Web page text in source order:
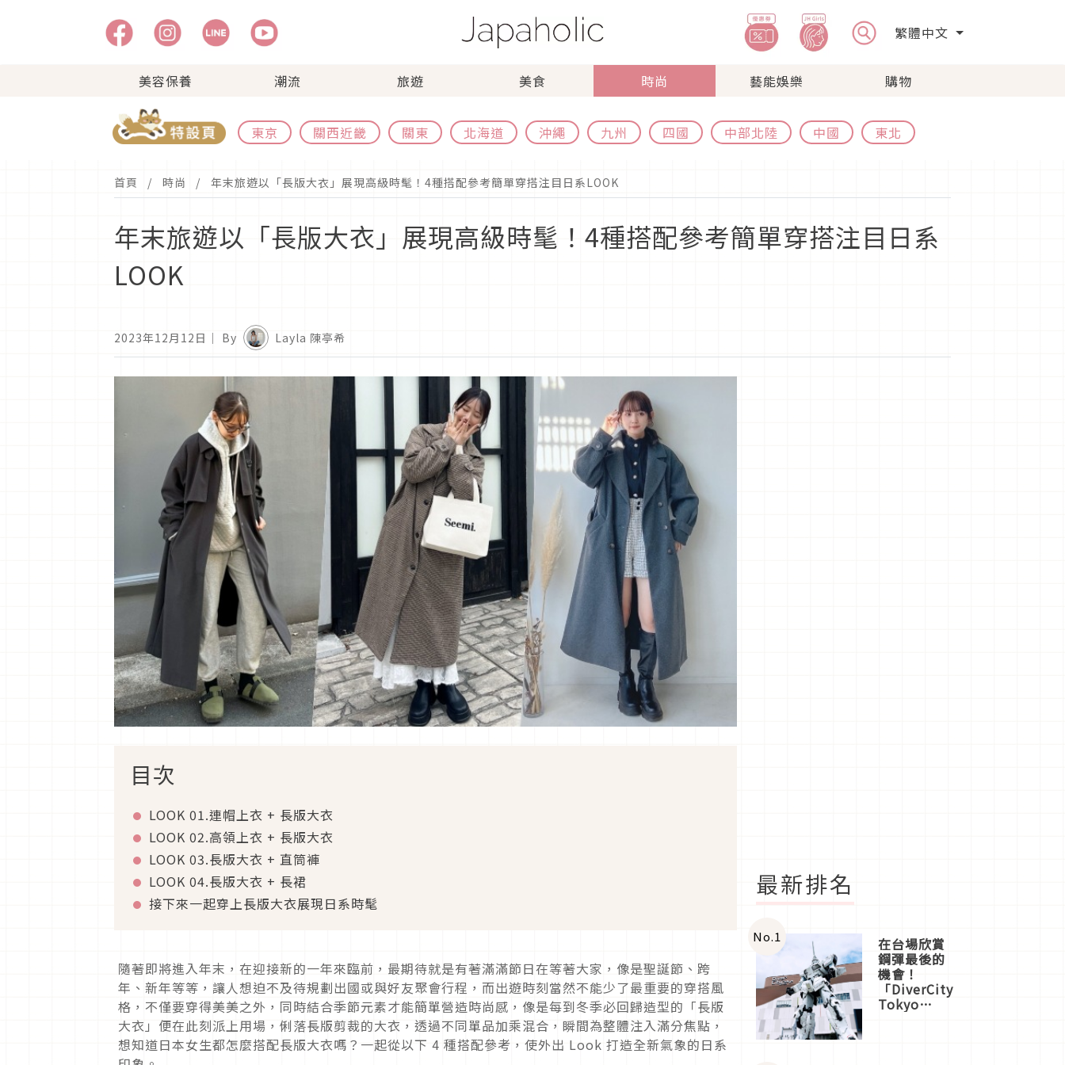
繁體中文
美容保養 潮流 旅遊 美食 時尚 藝能娛樂 購物
東京 關西近畿 關東 北海道 沖繩 九州 四國 中部北陸 中國 東北
首頁 時尚 年末旅遊以「長版大衣」展現高級時髦！4種搭配參考簡單穿搭注目日系LOOK
年末旅遊以「長版大衣」展現高級時髦！4種搭配參考簡單穿搭注目日系
LOOK
2023年12月12日 ｜ By Layla 陳亭希
目次
LOOK 01.連帽上衣 + 長版大衣
LOOK 02.高領上衣 + 長版大衣
LOOK 03.長版大衣 + 直筒褲
LOOK 04.長版大衣 + 長裙
接下來一起穿上長版大衣展現日系時髦
隨著即將進入年末，在迎接新的一年來臨前，最期待就是有著滿滿節日在等著大家，像是聖誕節、跨
年、新年等等，讓人想迫不及待規劃出國或與好友聚會行程，而出遊時刻當然不能少了最重要的穿搭風
格，不僅要穿得美美之外，同時結合季節元素才能簡單營造時尚感，像是每到冬季必回歸造型的「長版
大衣」便在此刻派上用場，俐落長版剪裁的大衣，透過不同單品加乘混合，瞬間為整體注入滿分焦點，
想知道日本女生都怎麼搭配長版大衣嗎？一起從以下 4 種搭配參考，使外出 Look 打造全新氣象的日系
最新排名
No.1 在台場欣賞
鋼彈最後的
機會！
「DiverCity
Tokyo